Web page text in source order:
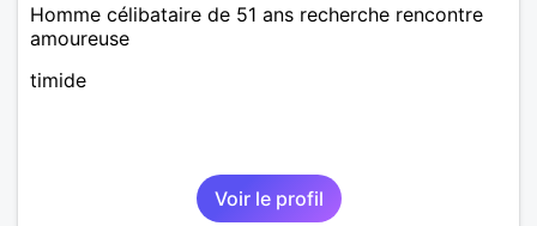
Homme célibataire de 51 ans recherche rencontre
amoureuse
timide
Voir le profil